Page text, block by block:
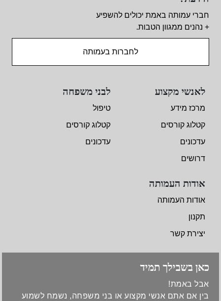
חברי עמותה באמת יכולים להשפיע
+ נהנים ממגוון הטבות.
לחברות בעמותה
אודות העמותה
אודות העמותה
תקנון
יצירת קשר
לאנשי מקצוע
מרכז מידע
קטלוג קורסים
עדכונים
דרושים
לבני משפחה
טיפול
קטלוג קורסים
עדכונים
כאן בשבילך תמיד
אבל באמת!
בין אם אתם אנשי מקצוע או בני משפחה, נשמח לשמוע